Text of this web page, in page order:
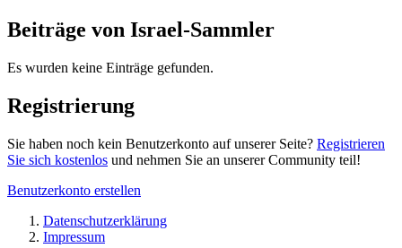
Beiträge von Israel-Sammler
Es wurden keine Einträge gefunden.
Registrierung
Sie haben noch kein Benutzerkonto auf unserer Seite? Registrieren
Sie sich kostenlos und nehmen Sie an unserer Community teil!
Benutzerkonto erstellen
Datenschutzerklärung
Impressum